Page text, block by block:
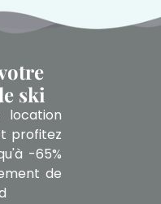
ski
location
profitez
-65%
de